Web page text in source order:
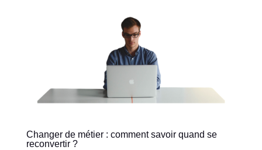
Changer de métier : comment savoir quand se
reconvertir ?